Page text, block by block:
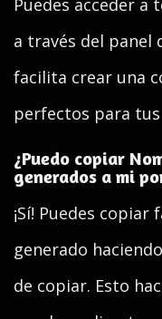
Puedes acceder
a través del panel
facilita crear una
perfectos para
¿Puedo copiar
generados a mi
¡Sí! Puedes
generado
de copiar. Esto